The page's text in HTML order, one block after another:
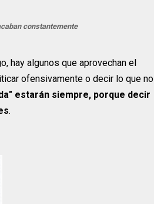
constantemente
hay algunos que aprovechan el
ofensivamente o decir lo que no
estarán siempre, porque decir
.